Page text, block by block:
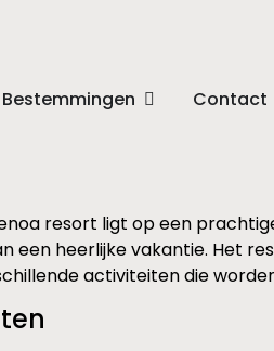
Bestemmingen Contact
resort ligt op een
een heerlijke vakantie. Het
activiteiten die